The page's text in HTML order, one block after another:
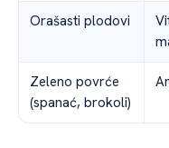
Orašasti plodovi
Zeleno povrće
(spanać, brokoli)